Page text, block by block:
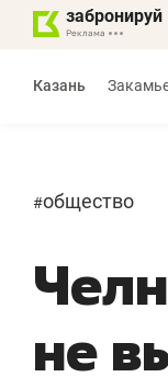
Казань
#общество
не